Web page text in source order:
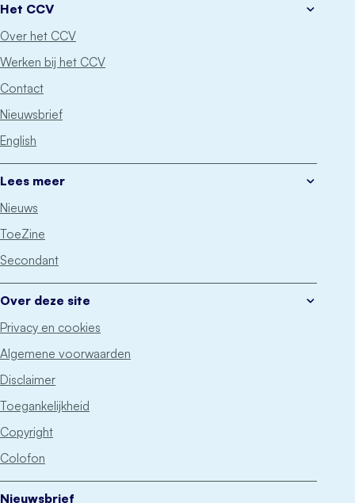
Het CCV
Over het CCV
Werken bij het CCV
Contact
Nieuwsbrief
English
Lees meer
Nieuws
ToeZine
Secondant
Over deze site
Privacy en cookies
Algemene voorwaarden
Disclaimer
Toegankelijkheid
Copyright
Colofon
Nieuwsbrief